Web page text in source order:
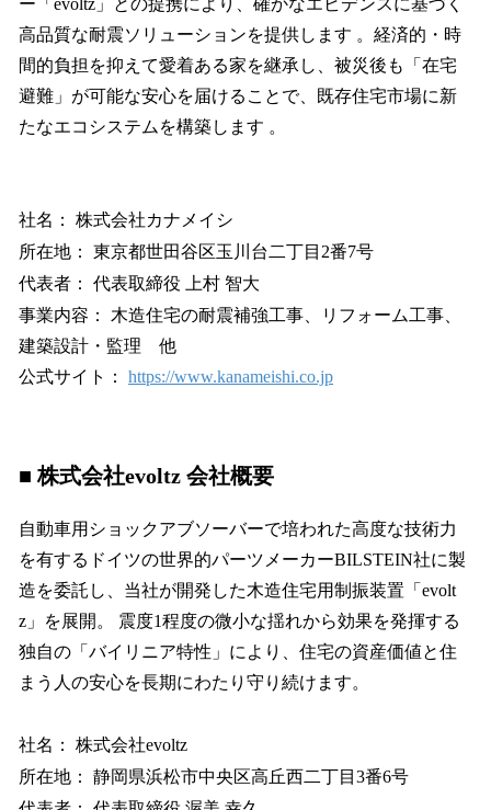
高品質な耐震ソリューションを提供します 。経済的・時
間的負担を抑えて愛着ある家を継承し、被災後も「在宅
避難」が可能な安心を届けることで、既存住宅市場に新
たなエコシステムを構築します 。
社名： 株式会社カナメイシ
所在地： 東京都世田谷区玉川台二丁目2番7号
代表者： 代表取締役 上村 智大
事業内容： 木造住宅の耐震補強工事、リフォーム工事、
建築設計・監理 他
公式サイト： https://www.kanameishi.co.jp
■ 株式会社evoltz 会社概要
自動車用ショックアブソーバーで培われた高度な技術力
を有するドイツの世界的パーツメーカーBILSTEIN社に製
造を委託し、当社が開発した木造住宅用制振装置「evolt
z」を展開。 震度1程度の微小な揺れから効果を発揮する
独自の「バイリニア特性」により、住宅の資産価値と住
まう人の安心を長期にわたり守り続けます。
社名： 株式会社evoltz
所在地： 静岡県浜松市中央区高丘西二丁目3番6号